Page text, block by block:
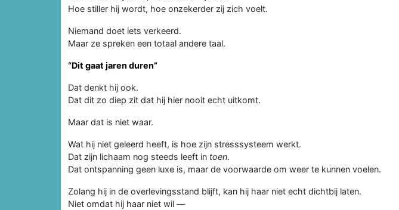
Hoe stiller hij wordt, hoe onzekerder zij zich voelt.
Niemand doet iets verkeerd.
Maar ze spreken een totaal andere taal.
“Dit gaat jaren duren”
Dat denkt hij ook.
Dat dit zo diep zit dat hij hier nooit echt uitkomt.
Maar dat is niet waar.
Wat hij niet geleerd heeft, is hoe zijn stresssysteem werkt.
Dat zijn lichaam nog steeds leeft in toen.
Dat ontspanning geen luxe is, maar de voorwaarde om weer te kunnen voelen.
Zolang hij in de overlevingsstand blijft, kan hij haar niet echt dichtbij laten.
Niet omdat hij haar niet wil —